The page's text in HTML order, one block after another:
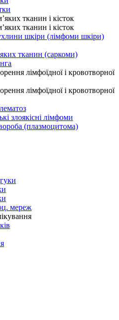
тканин і кісток
тканин і кісток
шкіри (лімфоми шкіри)
тканин (саркоми)
лімфоїдної і кровотворної
лімфоїдної і кровотворної
злоякісні лімфоми
(плазмоцитома)
мереж